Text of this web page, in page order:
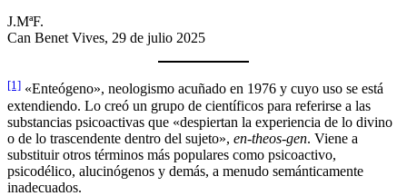
J.MªF.
Can Benet Vives, 29 de julio 2025
[1] «Enteógeno», neologismo acuñado en 1976 y cuyo uso se está
extendiendo. Lo creó un grupo de científicos para referirse a las
substancias psicoactivas que «despiertan la experiencia de lo divino
o de lo trascendente dentro del sujeto», en-theos-gen. Viene a
substituir otros términos más populares como psicoactivo,
psicodélico, alucinógenos y demás, a menudo semánticamente
inadecuados.